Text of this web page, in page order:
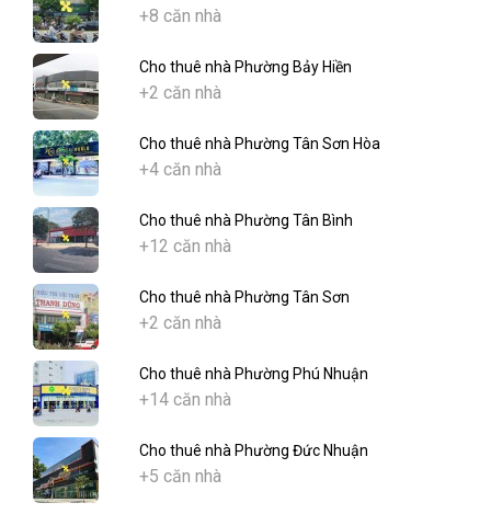
+8 căn nhà
Cho thuê nhà Phường Bảy Hiền
+2 căn nhà
Cho thuê nhà Phường Tân Sơn Hòa
+4 căn nhà
Cho thuê nhà Phường Tân Bình
+12 căn nhà
Cho thuê nhà Phường Tân Sơn
+2 căn nhà
Cho thuê nhà Phường Phú Nhuận
+14 căn nhà
Cho thuê nhà Phường Đức Nhuận
+5 căn nhà